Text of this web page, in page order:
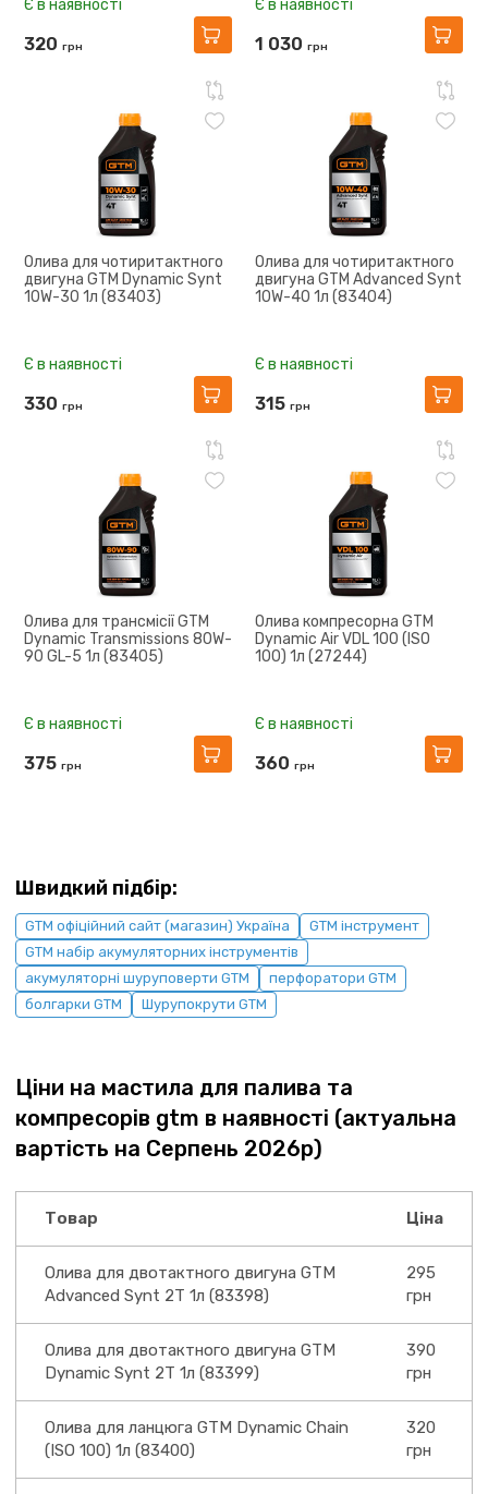
Є в наявності
320 грн
Є в наявності
1 030 грн
Олива для чотиритактного
двигуна GTM Dynamic Synt
10W-30 1л (83403)
Є в наявності
330 грн
Олива для чотиритактного
двигуна GTM Advanced Synt
10W-40 1л (83404)
Є в наявності
315 грн
Олива для трансмісії GTM
Dynamic Transmissions 80W-
90 GL-5 1л (83405)
Є в наявності
375 грн
Олива компресорна GTM
Dynamic Air VDL 100 (ISO
100) 1л (27244)
Є в наявності
360 грн
Швидкий підбір:
GTM офіційний сайт (магазин) Україна
GTM інструмент
GTM набір акумуляторних інструментів
акумуляторні шуруповерти GTM
перфоратори GTM
болгарки GTM
Шурупокрути GTM
Ціни на мастила для палива та
компресорів gtm в наявності (актуальна
вартість на Серпень 2026р)
Товар Ціна
Олива для двотактного двигуна GTM
Advanced Synt 2T 1л (83398)
295
грн
Олива для двотактного двигуна GTM
Dynamic Synt 2T 1л (83399)
390
грн
Олива для ланцюга GTM Dynamic Chain
(ISO 100) 1л (83400)
320
грн